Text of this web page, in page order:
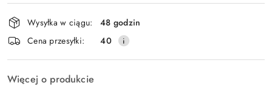
Wyślij
Dostępność
i
dostawa
Wysyłka w ciągu:
48 godzin
Cena przesyłki:
40
Więcej o produkcie